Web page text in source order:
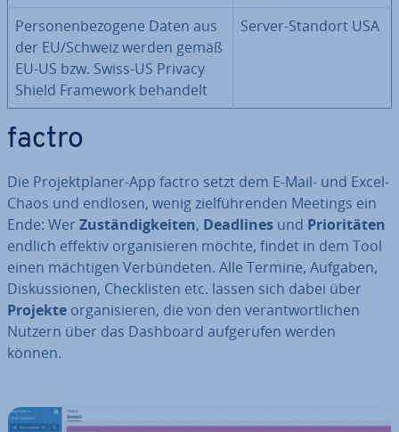
Per­so­nen­be­zo­ge­ne Daten aus
der EU/Schweiz werden gemäß
EU-US bzw. Swiss-US Privacy
Shield Framework behandelt
Server-Standort USA
factro
Die Pro­jekt­pla­ner-App factro setzt dem E-Mail- und Excel-
Chaos und endlosen, wenig ziel­füh­ren­den Meetings ein
Ende: Wer Zu­stän­dig­kei­ten, Deadlines und Prio­ri­tä­ten
endlich effektiv or­ga­ni­sie­ren möchte, findet in dem Tool
einen mächtigen Ver­bün­de­ten. Alle Termine, Aufgaben,
Dis­kus­sio­nen, Check­lis­ten etc. lassen sich dabei über
Projekte or­ga­ni­sie­ren, die von den ver­ant­wort­li­chen
Nutzern über das Dashboard auf­ge­ru­fen werden
können.